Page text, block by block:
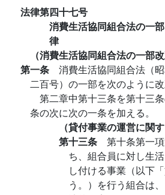
法律第四十七号
消費生活協同組合法の一
律
（消費生活協同組合法の一部改
第一条 消費生活協同組合法（
二百号）の一部を次のように改
第二章中第十三条を第十三
条の次に次の一条を加える。
（貸付事業の運営に関
第十三条 第十条第一
ち、組合員に対し生
し付ける事業（以下
う。）を行う組合は